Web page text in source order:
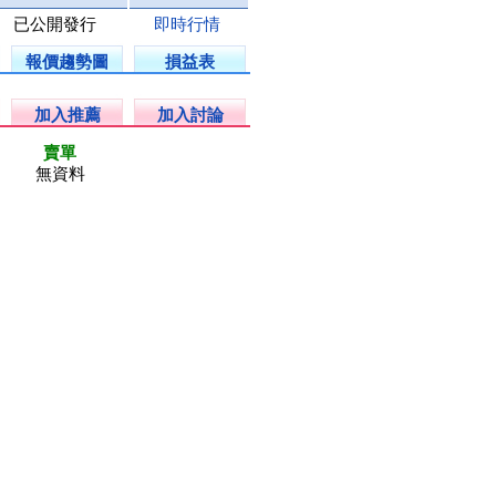
已公開發行 即時行情
報價趨勢圖 損益表
加入推薦 加入討論
賣單
無資料